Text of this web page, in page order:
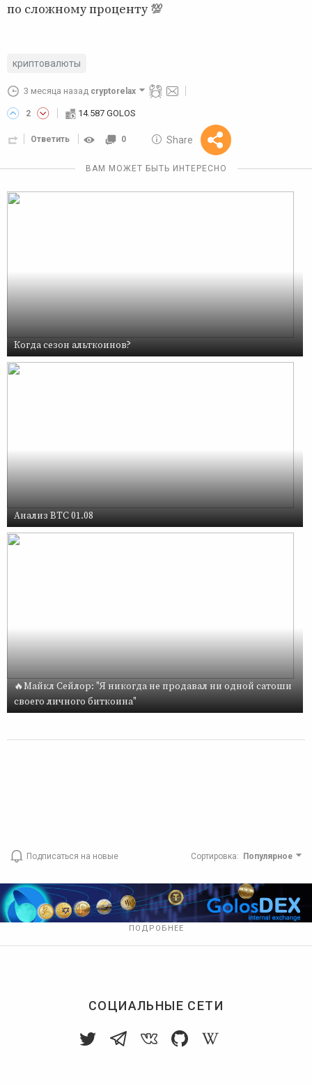
по сложному проценту 💯
криптовалюты
3 месяца назад cryptorelax
2 14.587 GOLOS
Ответить 0 Share
Reward
10 GOLOS
ВАМ МОЖЕТ БЫТЬ ИНТЕРЕСНО
Когда сезон альткоинов?
Анализ BTC 01.08
🔥Майкл Сейлор: "Я никогда не продавал ни одной сатоши
своего личного биткоина"
Подписаться на новые Сортировка: Популярное
ПОДРОБНЕЕ
СОЦИАЛЬНЫЕ СЕТИ